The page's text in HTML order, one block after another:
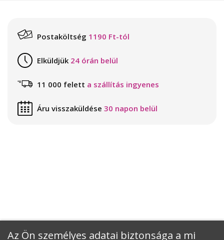
Az Ön személyes adatai biztonsága a mi
Postaköltség 1190 Ft-tól
Elküldjük 24 órán belül
11 000 felett a szállítás ingyenes
Áru visszaküldése 30 napon belül